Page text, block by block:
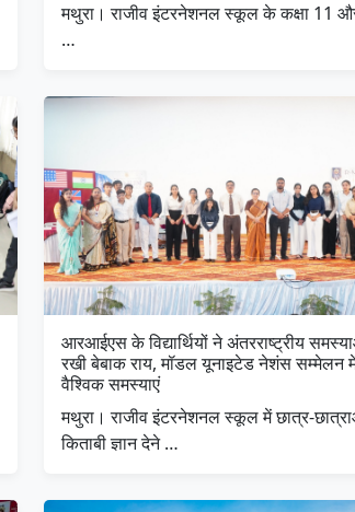
मथुरा। राजीव इंटरनेशनल स्कूल के कक्षा 11
…
आरआईएस के विद्यार्थियों ने अंतरराष्ट्रीय
रखी बेबाक राय, मॉडल यूनाइटेड नेशंस सम्मेलन
वैश्विक समस्याएं
मथुरा। राजीव इंटरनेशनल स्कूल में छात्र-
किताबी ज्ञान देने …